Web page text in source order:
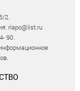
2.
riapo@list.ru
90.